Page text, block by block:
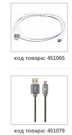
код товара: 451065
код товара: 451079